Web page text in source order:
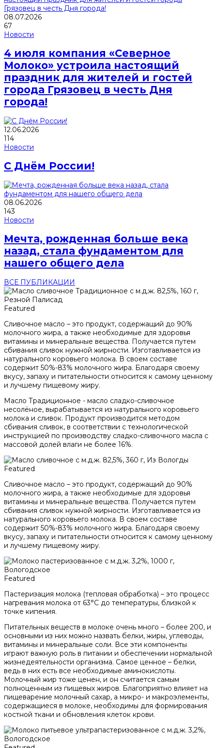
08.07.2026
67
Новости
4 июля компания «Северное
Молоко» устроила настоящий
праздник для жителей и гостей
города Грязовец в честь Дня
города!
12.06.2026
114
Новости
С Днём России!
08.06.2026
143
Новости
Мечта, рожденная больше века
назад, стала фундаментом для
нашего общего дела
ВСЕ ПУБЛИКАЦИИ
Featured
Сливочное масло – это продукт, содержащий до 90%
молочного жира, а также необходимые для здоровья
витамины и минеральные вещества. Получается путем
сбивания сливок нужной жирности. Изготавливается из
натурального коровьего молока. В своем составе
содержит 50%-83% молочного жира. Благодаря своему
вкусу, запаху и питательности относится к самому ценному
и лучшему пищевому жиру.
Масло Традиционное - масло сладко-сливочное
несолёное, вырабатывается из натурального коровьего
молока и сливок. Продукт производится методом
сбивания сливок, в соответствии с технологической
инструкцией по производству сладко-сливочного масла с
массовой долей влаги не более 16%.
Featured
Сливочное масло – это продукт, содержащий до 90%
молочного жира, а также необходимые для здоровья
витамины и минеральные вещества. Получается путем
сбивания сливок нужной жирности. Изготавливается из
натурального коровьего молока. В своем составе
содержит 50%-83% молочного жира. Благодаря своему
вкусу, запаху и питательности относится к самому ценному
и лучшему пищевому жиру.
Featured
Пастеризация молока (тепловая обработка) – это процесс
нагревания молока от 63°С до температуры, близкой к
точке кипения.
Питательных веществ в молоке очень много – более 200, и
основными из них можно назвать белки, жиры, углеводы,
витамины и минеральные соли. Все эти компоненты
играют важную роль в питании и обеспечении нормальной
жизнедеятельности организма. Самое ценное – белки,
ведь в них есть все необходимые аминокислоты.
Молочный жир тоже ценен, и он считается самым
полноценным из пищевых жиров. Благоприятно влияет на
пищеварение молочный сахар, а микро- и макроэлементы,
содержащиеся в молоке, необходимы для формирования
костной ткани и обновления клеток крови.